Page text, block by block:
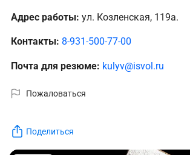
Адрес работы: ул. Козленская, 119а.
Контакты: 8-931-500-77-00
Почта для резюме: kulyv@isvol.ru
Пожаловаться
Поделиться